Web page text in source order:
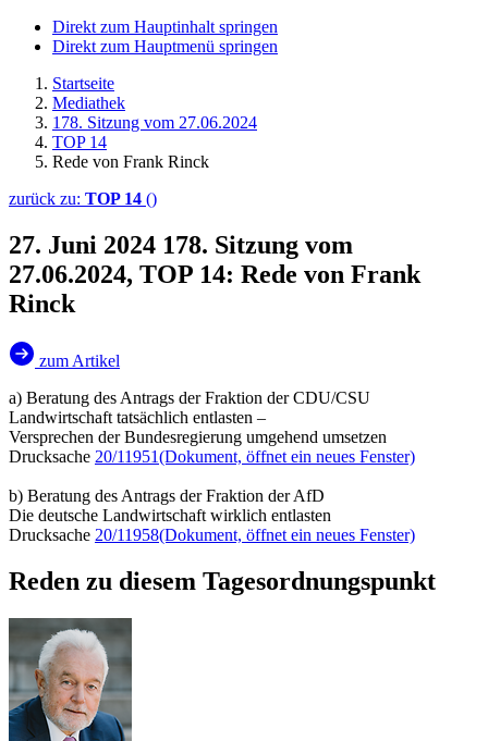
Direkt zum Hauptinhalt springen
Direkt zum Hauptmenü springen
Startseite
Mediathek
178. Sitzung vom 27.06.2024
TOP 14
Rede von Frank Rinck
zurück zu: TOP 14 ()
27. Juni 2024 178. Sitzung vom
27.06.2024, TOP 14: Rede von Frank
Rinck
zum Artikel
a) Beratung des Antrags der Fraktion der CDU/CSU
Landwirtschaft tatsächlich entlasten –
Versprechen der Bundesregierung umgehend umsetzen
Drucksache 20/11951(Dokument, öffnet ein neues Fenster)
b) Beratung des Antrags der Fraktion der AfD
Die deutsche Landwirtschaft wirklich entlasten
Drucksache 20/11958(Dokument, öffnet ein neues Fenster)
Reden zu diesem Tagesordnungspunkt